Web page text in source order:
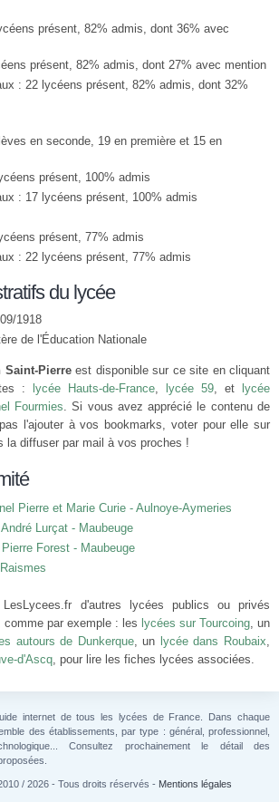
présent, 82% admis, dont 36% avec
présent, 82% admis, dont 27% avec mention
: 22 lycéens présent, 82% admis, dont 32%
en seconde, 19 en première et 15 en
présent, 100% admis
: 17 lycéens présent, 100% admis
présent, 77% admis
: 22 lycéens présent, 77% admis
du lycée
1918
de l'Éducation Nationale
Saint-Pierreest disponible sur ce site en cliquant
:
lycée Hauts-de-France, lycée 59, et
lycée
Fourmies. Si vous avez apprécié le contenu de
l'ajouter à vos bookmarks, voter pour elle sur
la diffuser par mail à vos proches !
Pierre et Marie Curie - Aulnoye-Aymeries
Lurçat - Maubeuge
Forest - Maubeuge
d'autres lycées publics ou privés
comme par exemple : les lycées sur Tourcoing, un
autours de Dunkerque, un lycée dans Roubaix,
d'Ascq, pour lire les fiches lycées associées.
internet de tous les lycées de France. Dans chaque
des établissements, par type : général, professionnel,
Consultez prochainement le détail des
/ 2026 - Tous droits réservés - Mentions légales